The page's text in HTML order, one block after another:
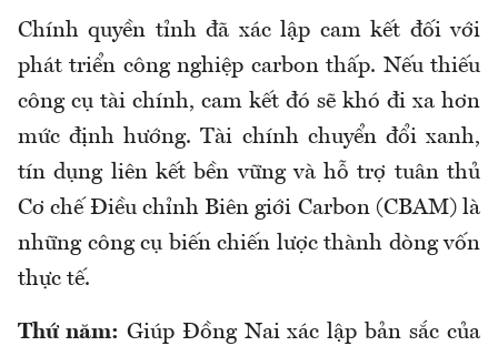
Chính quyền tỉnh đã xác lập cam kết đối với
phát triển công nghiệp carbon thấp. Nếu thiếu
công cụ tài chính, cam kết đó sẽ khó đi xa hơn
mức định hướng. Tài chính chuyển đổi xanh,
tín dụng liên kết bền vững và hỗ trợ tuân thủ
Cơ chế Điều chỉnh Biên giới Carbon (CBAM) là
những công cụ biến chiến lược thành dòng vốn
thực tế.
Thứ năm: Giúp Đồng Nai xác lập bản sắc của